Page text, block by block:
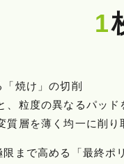
焼け」の切削
、粒度の異なるパッド
質層を薄く均一に削
まで高める「最終ポリ